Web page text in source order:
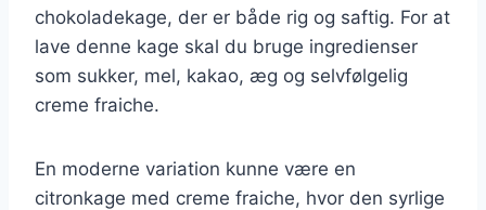
chokoladekage, der er både rig og saftig. For at
lave denne kage skal du bruge ingredienser
som sukker, mel, kakao, æg og selvfølgelig
creme fraiche.
En moderne variation kunne være en
citronkage med creme fraiche, hvor den syrlige